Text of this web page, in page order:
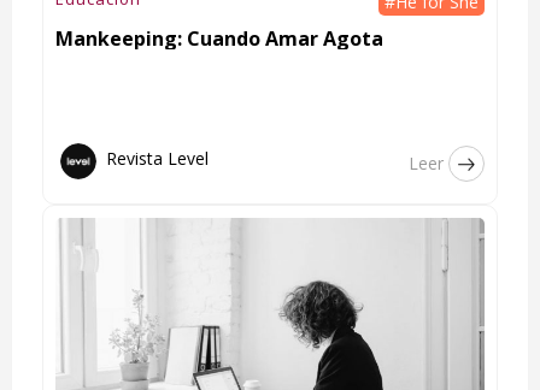
Mankeeping: Cuando Amar Agota
Revista Level Leer